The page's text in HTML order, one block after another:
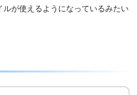
ルが使えるようになっているみたい